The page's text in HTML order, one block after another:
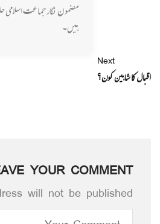
مضمون نگار جماعت اسلامی
ہیں۔
Next
اقبال کا شاہین کون؟
YOUR COMMENT
will not be published.*